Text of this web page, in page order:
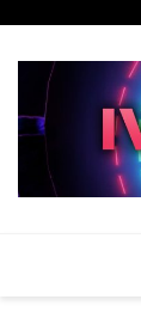
content